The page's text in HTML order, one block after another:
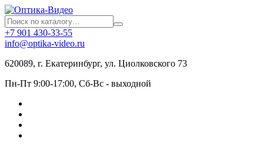
+7 901 430-33-55
info@optika-video.ru
620089, г. Екатеринбург, ул. Циолковского 73
Пн-Пт 9:00-17:00, Сб-Вс - выходной